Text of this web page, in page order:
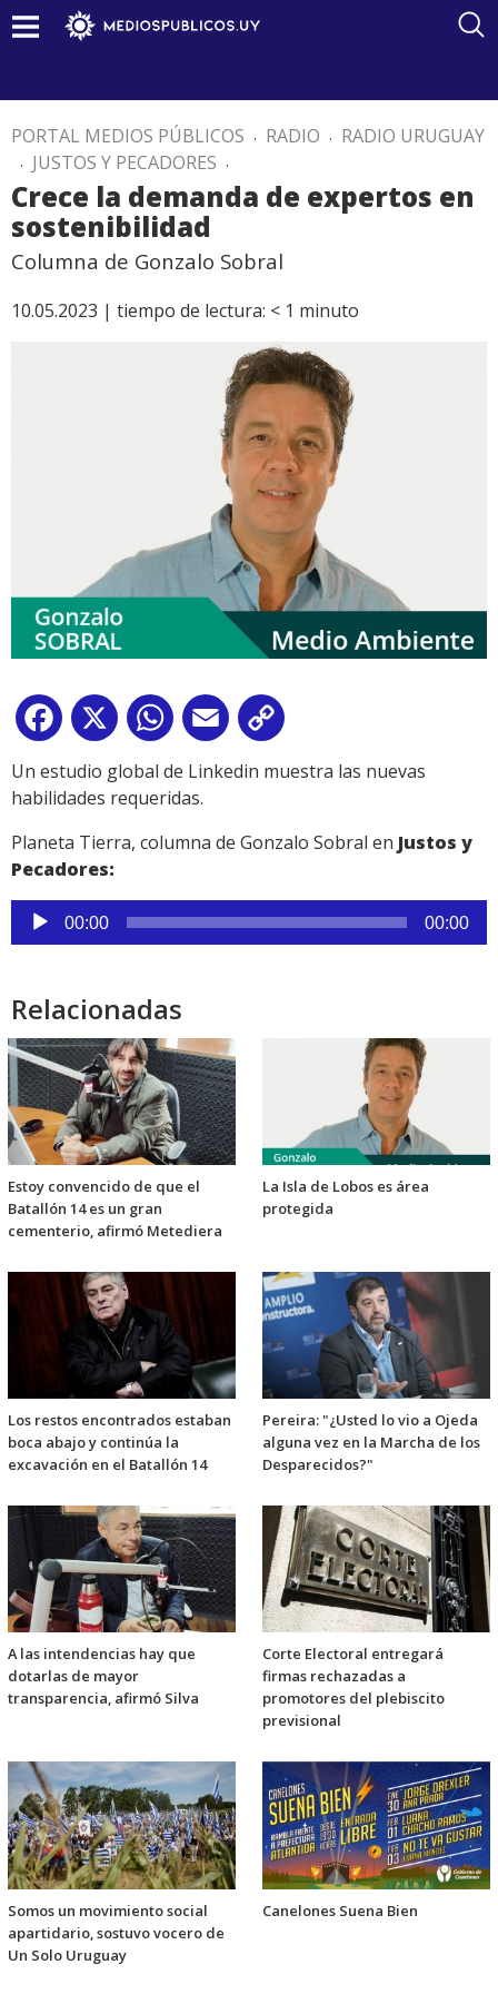
PORTAL MEDIOS PÚBLICOS . RADIO . RADIO URUGUAY
. JUSTOS Y PECADORES .
Crece la demanda de expertos en
sostenibilidad
Columna de Gonzalo Sobral
10.05.2023 | tiempo de lectura: < 1 minuto
Facebook
X WhatsApp
Email
Link
Un estudio global de Linkedin muestra las nuevas
habilidades requeridas.
Planeta Tierra, columna de Gonzalo Sobral en Justos y
Pecadores:
Reproductor
de
00:00 00:00
Relacionadas
Estoy convencido de que el
Batallón 14 es un gran
cementerio, afirmó Metediera
La Isla de Lobos es área
protegida
Los restos encontrados estaban
boca abajo y continúa la
excavación en el Batallón 14
Pereira: "¿Usted lo vio a Ojeda
alguna vez en la Marcha de los
Desparecidos?"
A las intendencias hay que
dotarlas de mayor
transparencia, afirmó Silva
Corte Electoral entregará
firmas rechazadas a
promotores del plebiscito
previsional
Somos un movimiento social
apartidario, sostuvo vocero de
Un Solo Uruguay
Canelones Suena Bien